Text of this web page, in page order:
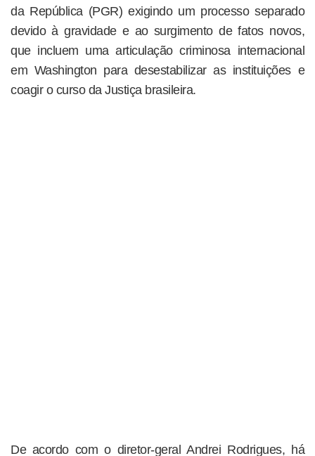
da República (PGR) exigindo um processo separado
devido à gravidade e ao surgimento de fatos novos,
que incluem uma articulação criminosa internacional
em Washington para desestabilizar as instituições e
coagir o curso da Justiça brasileira.
De acordo com o diretor-geral Andrei Rodrigues, há